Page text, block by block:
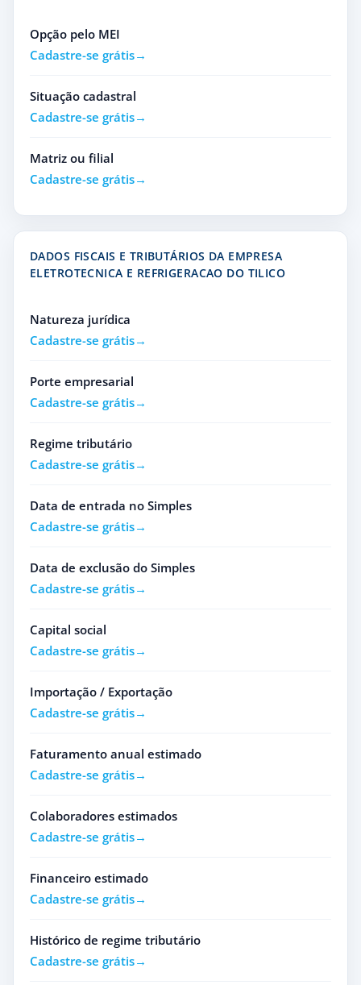
Opção pelo MEI
Cadastre-se grátis
Situação cadastral
Cadastre-se grátis
Matriz ou filial
Cadastre-se grátis
DADOS FISCAIS E TRIBUTÁRIOS DA EMPRESA
ELETROTECNICA E REFRIGERACAO DO TILICO
Natureza jurídica
Cadastre-se grátis
Porte empresarial
Cadastre-se grátis
Regime tributário
Cadastre-se grátis
Data de entrada no Simples
Cadastre-se grátis
Data de exclusão do Simples
Cadastre-se grátis
Capital social
Cadastre-se grátis
Importação / Exportação
Cadastre-se grátis
Faturamento anual estimado
Cadastre-se grátis
Colaboradores estimados
Cadastre-se grátis
Financeiro estimado
Cadastre-se grátis
Histórico de regime tributário
Cadastre-se grátis